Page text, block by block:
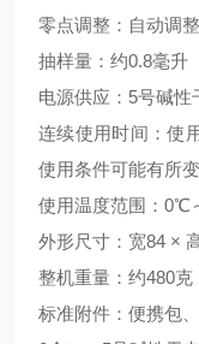
零点调整：自动调整
抽样量：约0.8毫升
电源供应：5号碱性
连续使用时间：使
使用条件可能有所变
使用温度范围：0℃
外形尺寸：宽84 ×
整机重量：约480克
标准附件：便携包